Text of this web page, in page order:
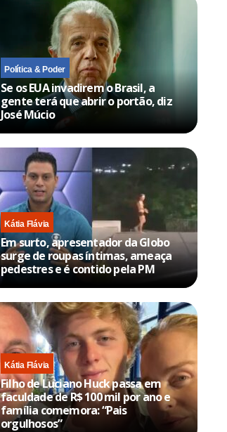
Política & Poder
Se os EUA invadirem o Brasil, a
gente terá que abrir o portão, diz
José Múcio
Kátia Flávia
Em surto, apresentador da Globo
surge de roupas íntimas, ameaça
pedestres e é contido pela PM
Kátia Flávia
Filho de Luciano Huck passa em
faculdade de R$ 100 mil por ano e
família comemora: “Pais
orgulhosos”